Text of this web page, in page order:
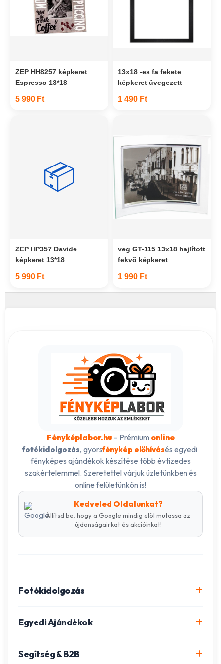
ZEP HH8257 képkeret
Espresso 13*18
5 990 Ft
13x18 -es fa fekete
képkeret üvegezett
1 490 Ft
📦
ZEP HP357 Davide
képkeret 13*18
5 990 Ft
veg GT-115 13x18 hajlított
fekvõ képkeret
1 990 Ft
Fényképlabor.hu– Prémium online
fotókidolgozás, gyorsfénykép előhívásés egyedi
fényképes ajándékok készítése több évtizedes
szakértelemmel. Szeretettel várjuk üzletünkben és
online felületünkön is!
Kedveled Oldalunkat?
Állítsd be, hogy a Google mindig elöl mutassa az
újdonságainkat és akcióinkat!
Fotókidolgozás
Igazolványkép készítés
Egyedi Ajándékok
Segítség & B2B